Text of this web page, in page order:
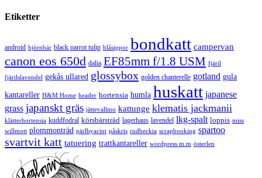
Etiketter
android björnbär black parrot tulip blåsippor bondkatt campervan
canon eos 650d dalia EF85mm f/1.8 USM fjäril
fjärilslavendel gekås ullared glossybox golden chanterelle gotland gula
kantareller H&M Home header hortensia humla huskatt japanese
grass japanskt gräs jättevallmo kattunge klematis jackmanii
klätterhortensia kuddfodral körsbärsträd lagerhaus lavendel lkg-spalt loppis miss
willmott plommonträd pärlhyacint påskris rudbeckia scrapbooking spartoo
svartvit katt tatuering trattkantareller wordpress m.m österlen